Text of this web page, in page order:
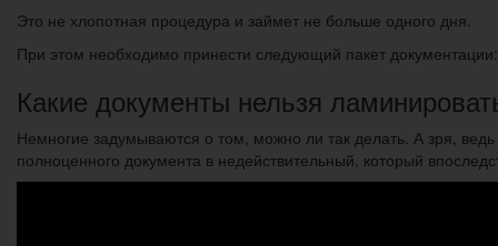
Это не хлопотная процедура и займет не больше одного дня.
При этом необходимо принести следующий пакет документации:
Какие документы нельзя
Немногие задумываются о том, можно ли так делать. А зря,
полноценного документа в недействительный, который